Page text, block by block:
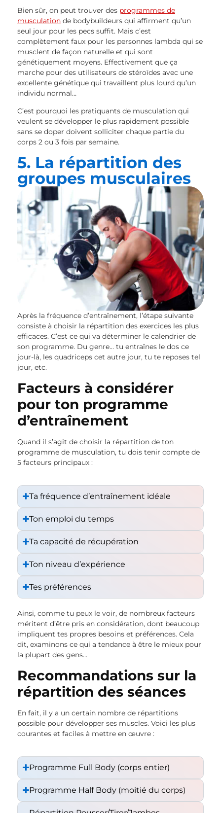
Bien sûr, on peut trouver des programmes de
musculation de bodybuildeurs qui affirment qu’un
seul jour pour les pecs suffit. Mais c’est
complètement faux pour les personnes lambda qui se
musclent de façon naturelle et qui sont
génétiquement moyens. Effectivement que ça
marche pour des utilisateurs de stéroïdes avec une
excellente génétique qui travaillent plus lourd qu’un
individu normal…
C’est pourquoi les pratiquants de musculation qui
veulent se développer le plus rapidement possible
sans se doper doivent solliciter chaque partie du
corps 2 ou 3 fois par semaine.
5. La répartition des
groupes musculaires
Après la fréquence d’entraînement, l’étape suivante
consiste à choisir la répartition des exercices les plus
efficaces. C’est ce qui va déterminer le calendrier de
son programme. Du genre… tu entraînes le dos ce
jour-là, les quadriceps cet autre jour, tu te reposes tel
jour, etc.
Facteurs à considérer
pour ton programme
d’entraînement
Quand il s’agit de choisir la répartition de ton
programme de musculation, tu dois tenir compte de
5 facteurs principaux :
Ta fréquence d’entraînement idéale
Ton emploi du temps
Ta capacité de récupération
Ton niveau d’expérience
Tes préférences
Ainsi, comme tu peux le voir, de nombreux facteurs
méritent d’être pris en considération, dont beaucoup
impliquent tes propres besoins et préférences. Cela
dit, examinons ce qui a tendance à être le mieux pour
la plupart des gens…
Recommandations sur la
répartition des séances
En fait, il y a un certain nombre de répartitions
possible pour développer ses muscles. Voici les plus
courantes et faciles à mettre en œuvre :
Programme Full Body (corps entier)
Programme Half Body (moitié du corps)